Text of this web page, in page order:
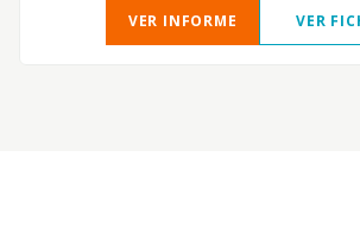
VER INFORME VER